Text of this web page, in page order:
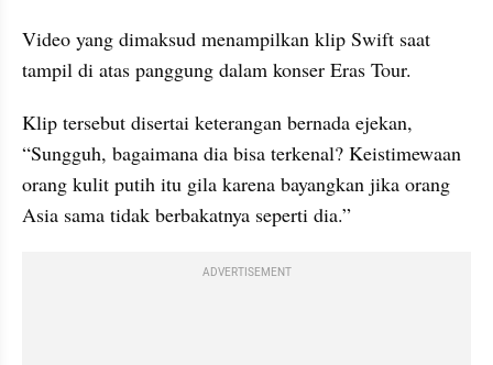
Video yang dimaksud menampilkan klip Swift saat
tampil di atas panggung dalam konser Eras Tour.
Klip tersebut disertai keterangan bernada ejekan,
“Sungguh, bagaimana dia bisa terkenal? Keistimewaan
orang kulit putih itu gila karena bayangkan jika orang
Asia sama tidak berbakatnya seperti dia.”
ADVERTISEMENT